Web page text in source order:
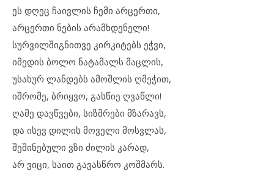
ეს დღეც ჩაივლის ჩემი არცერთი,
არცერთი ნების არამხდენელი!
სურვილშიგნითვე კირკიტებს ეჭვი,
იმედის ბოლო ნატამალს მაცლის,
უსახურ ლანდებს ამოშლის ღმეჭით,
იშრომე, ბრიყვო, გასწიე ღვაწლი!
ღამე დავწვები, სიზმრები მზარავს,
და ისევ დილის მოველი მოსვლას,
შეშინებული ვზი ძილის კარად,
არ ვიცი, საით გავასწრო კოშმარს.